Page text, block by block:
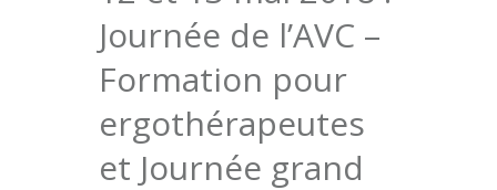
Journée de l’AVC –
Formation pour
ergothérapeutes
et Journée grand